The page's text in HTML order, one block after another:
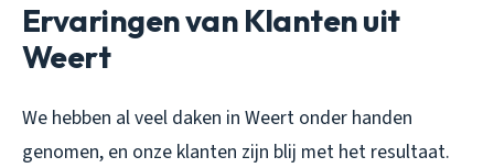
Ervaringen van Klanten uit
Weert
We hebben al veel daken in Weert onder handen
genomen, en onze klanten zijn blij met het resultaat.